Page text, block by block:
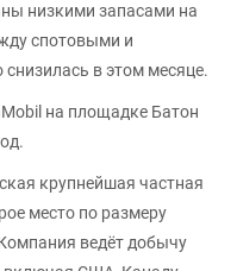
низкими запасами на
спотовыми и
в этом месяце.
на площадке Батон
крупнейшая частная
место по размеру
ведёт добычу